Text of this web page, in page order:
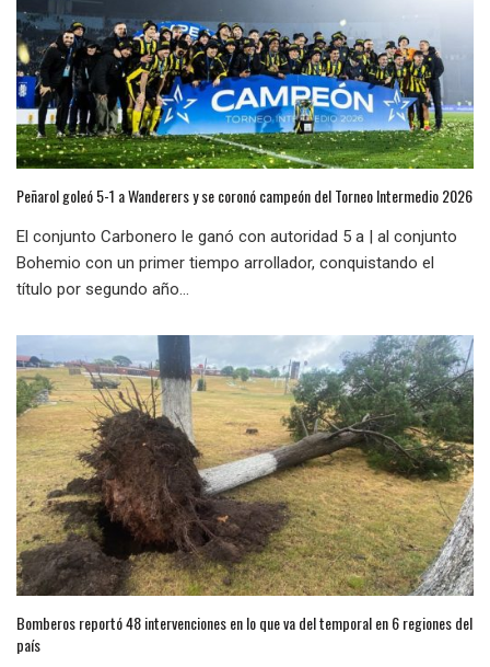
Peñarol goleó 5-1 a Wanderers y se coronó campeón del Torneo Intermedio 2026
El conjunto Carbonero le ganó con autoridad 5 a | al conjunto
Bohemio con un primer tiempo arrollador, conquistando el
título por segundo año...
Bomberos reportó 48 intervenciones en lo que va del temporal en 6 regiones del
país